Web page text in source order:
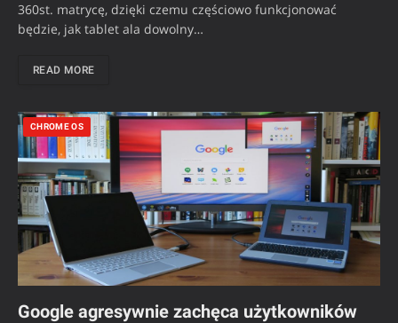
360st. matrycę, dzięki czemu częściowo funkcjonować
będzie, jak tablet ala dowolny…
READ MORE
CHROME OS
Google agresywnie zachęca użytkowników